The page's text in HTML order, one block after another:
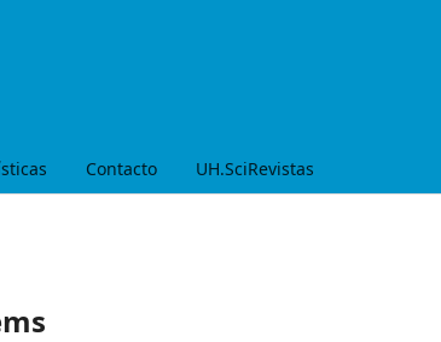
Contacto UH.SciRevistas